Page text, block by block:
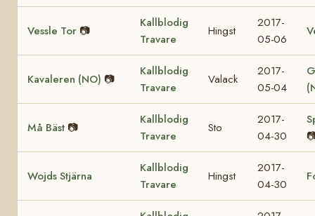
Vessle Tor 📷
Kallblodig
Travare
Hingst
2017-
05-06
Kavaleren (NO) 📷
Kallblodig
Travare
Valack
2017-
05-04
Må Bäst 📷
Kallblodig
Travare
Sto
2017-
04-30
Wojds Stjärna
Kallblodig
Travare
Hingst
2017-
04-30